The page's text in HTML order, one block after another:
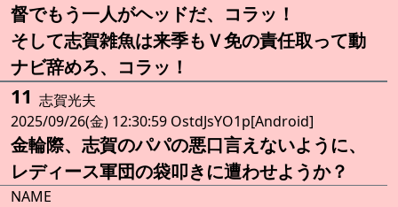
督でもう一人がヘッドだ、コラッ！
そして志賀雑魚は来季もＶ免の責任取って動
ナビ辞めろ、コラッ！
11 志賀光夫
2025/09/26(金) 12:30:59 OstdJsYO1p[Android]
金輪際、志賀のパパの悪口言えないように、
レディース軍団の袋叩きに遭わせようか？
NAME